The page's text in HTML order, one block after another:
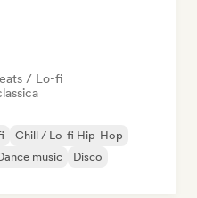
/ Lo-fi
Chill / Lo-fi Hip-Hop
music
Disco